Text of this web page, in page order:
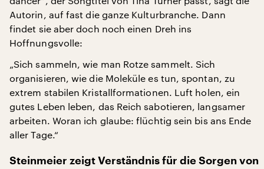
Autorin, auf fast die ganze Kulturbranche. Dann
findet sie aber doch noch einen Dreh ins
Hoffnungsvolle:
„Sich sammeln, wie man Rotze sammelt. Sich
organisieren, wie die Moleküle es tun, spontan, zu
extrem stabilen Kristallformationen. Luft holen, ein
gutes Leben leben, das Reich sabotieren, langsamer
arbeiten. Woran ich glaube: flüchtig sein bis ans Ende
aller Tage.“
Steinmeier zeigt Verständnis für die Sorgen von